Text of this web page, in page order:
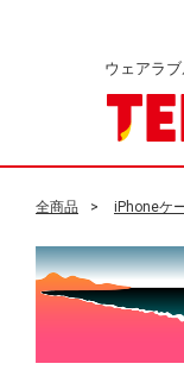
ウェアラ
全商品 iPhoneケ